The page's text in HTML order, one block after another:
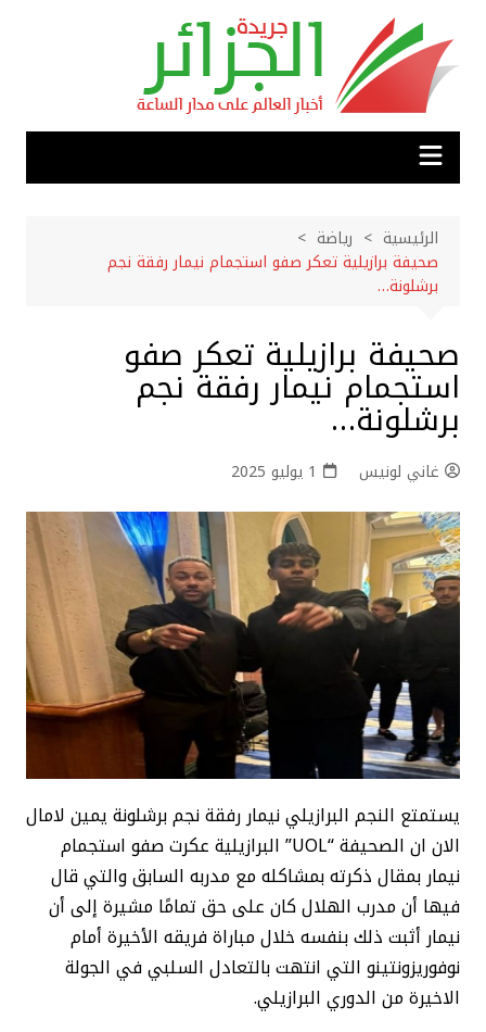
المحتوى
الرئيسية
رياضة
صحيفة برازيلية تعكر صفو استجمام نيمار رفقة نجم
برشلونة…
صحيفة برازيلية تعكر صفو
استجمام نيمار رفقة نجم
برشلونة…
غاني لونيس 1 يوليو 2025
يستمتع النجم البرازيلي نيمار رفقة نجم برشلونة يمين لامال
الان ان الصحيفة “UOL” البرازيلية عكرت صفو استجمام
نيمار بمقال ذكرته بمشاكله مع مدربه السابق والتي قال
فيها أن مدرب الهلال كان على حق تمامًا مشيرة إلى أن
نيمار أثبت ذلك بنفسه خلال مباراة فريقه الأخيرة أمام
نوفوريزونتينو التي انتهت بالتعادل السلبي في الجولة
الاخيرة من الدوري البرازيلي.